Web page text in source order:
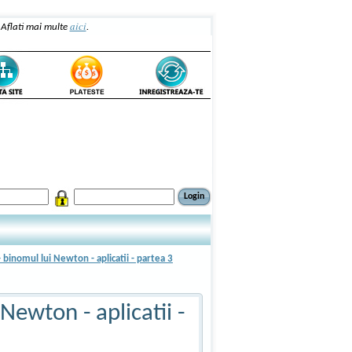
Aflati mai multe aici.
binomul lui Newton - aplicatii - partea 3
- aplicatii -